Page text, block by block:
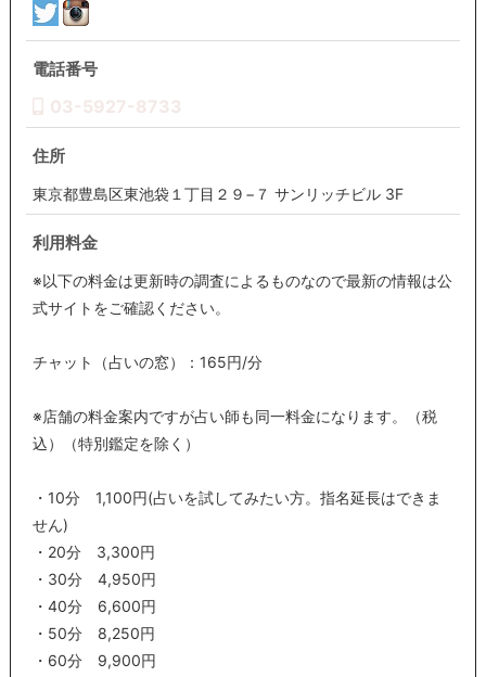
電話番号
03-5927-8733
住所
東京都豊島区東池袋１丁目２９−７ サンリッチビル 3F
利用料金
※以下の料金は更新時の調査によるものなので最新の情報は公
式サイトをご確認ください。
チャット（占いの窓）：165円/分
※店舗の料金案内ですが占い師も同一料金になります。（税
込）（特別鑑定を除く）
・10分 1,100円(占いを試してみたい方。指名延長はできま
せん)
・20分 3,300円
・30分 4,950円
・40分 6,600円
・50分 8,250円
・60分 9,900円